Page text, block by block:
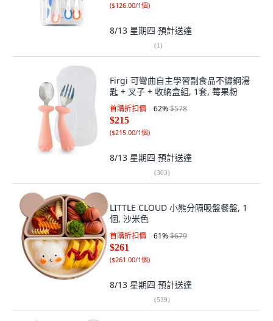
($126.00/1個)
8/13 星期四 預計送達
(1)
Firgi 可彎曲自主學習副食品不鏽鋼湯
匙 + 叉子 + 收納盒組, 1套, 莓果粉
首購折扣價 62%$578
$215
($215.00/1個)
8/13 星期四 預計送達
(303)
LITTLE CLOUD 小熊分隔吸盤餐盤, 1
個, 沙米色
首購折扣價 61%$679
$261
($261.00/1個)
8/13 星期四 預計送達
(539)